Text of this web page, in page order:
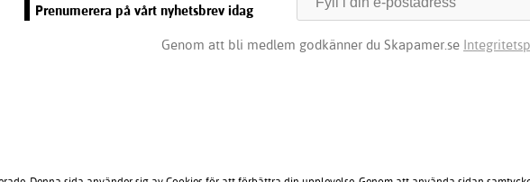
Prenumerera på vårt nyhetsbrev idag
Genom att bli medlem godkänner du Skapamer.se